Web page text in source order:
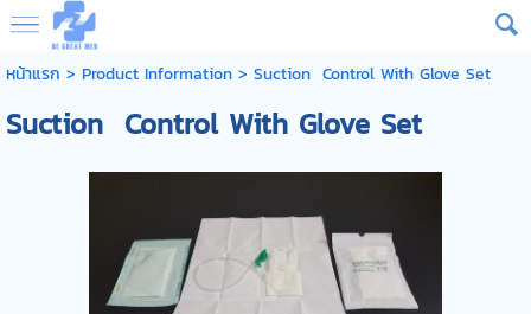
หน้าแรก > Product Information > Suction Control With Glove Set
Suction Control With Glove Set